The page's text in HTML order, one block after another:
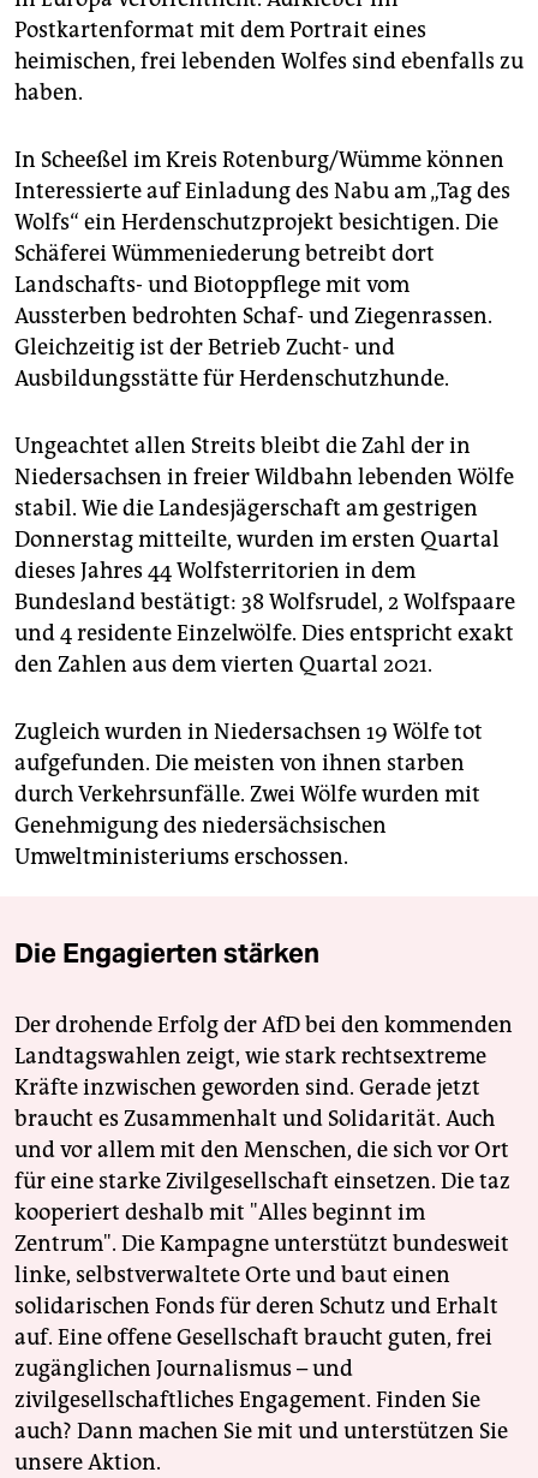
Postkartenformat mit dem Portrait eines
heimischen, frei lebenden Wolfes sind ebenfalls zu
haben.
In Scheeßel im Kreis Rotenburg/Wümme können
Interessierte auf Einladung des Nabu am „Tag des
Wolfs“ ein Herdenschutzprojekt besichtigen. Die
Schäferei Wümmeniederung betreibt dort
Landschafts- und Biotop­pflege mit vom
Aussterben bedrohten Schaf- und Ziegenrassen.
Gleichzeitig ist der Betrieb Zucht- und
Ausbildungsstätte für Herdenschutzhunde.
Ungeachtet allen Streits bleibt die Zahl der in
Niedersachsen in freier Wildbahn lebenden Wölfe
stabil. Wie die Landesjägerschaft am gestrigen
Donnerstag mitteilte, wurden im ersten Quartal
dieses Jahres 44 Wolfsterritorien in dem
Bundesland bestätigt: 38 Wolfsrudel, 2 Wolfspaare
und 4 residente Einzelwölfe. Dies entspricht exakt
den Zahlen aus dem vierten Quartal 2021.
Zugleich wurden in Niedersachsen 19 Wölfe tot
aufgefunden. Die meisten von ihnen starben
durch Verkehrsunfälle. Zwei Wölfe wurden mit
Genehmigung des niedersächsischen
Umweltministeriums erschossen.
Die Engagierten stärken
Der drohende Erfolg der AfD bei den kommenden
Landtagswahlen zeigt, wie stark rechtsextreme
Kräfte inzwischen geworden sind. Gerade jetzt
braucht es Zusammenhalt und Solidarität. Auch
und vor allem mit den Menschen, die sich vor Ort
für eine starke Zivilgesellschaft einsetzen. Die taz
kooperiert deshalb mit "Alles beginnt im
Zentrum". Die Kampagne unterstützt bundesweit
linke, selbstverwaltete Orte und baut einen
solidarischen Fonds für deren Schutz und Erhalt
auf. Eine offene Gesellschaft braucht guten, frei
zugänglichen Journalismus – und
zivilgesellschaftliches Engagement. Finden Sie
auch? Dann machen Sie mit und unterstützen Sie
unsere Aktion.